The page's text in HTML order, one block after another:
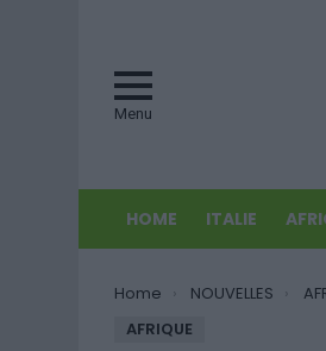
Menu
HOME ITALIE
You are here:
Home NOUVELLES
AFRIQUE